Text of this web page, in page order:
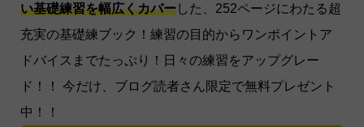
い基礎練習を幅広くカバーした、252ページにわたる超
充実の基礎練ブック！練習の目的からワンポイントア
ドバイスまでたっぷり！日々の練習をアップグレー
ド！！ 今だけ、ブログ読者さん限定で無料プレゼント
中！！